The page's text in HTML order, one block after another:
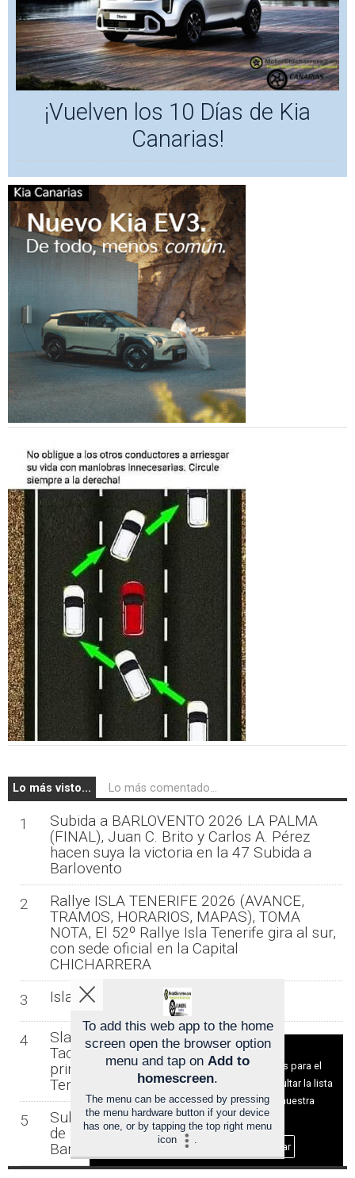
¡Vuelven los 10 Días de Kia
Canarias!
Lo más visto... Lo más comentado...
1
Subida a BARLOVENTO 2026 LA PALMA
(FINAL), Juan C. Brito y Carlos A. Pérez
hacen suya la victoria en la 47 Subida a
Barlovento
2
Rallye ISLA TENERIFE 2026 (AVANCE,
TRAMOS, HORARIOS, MAPAS), TOMA
NOTA, El 52º Rallye Isla Tenerife gira al sur,
con sede oficial en la Capital
CHICHARRERA
3
Islas Iguales
4
Slalom Arico 2026 (final), Juan J.
Tacoronte – María Sáez y Óscar Dóniz,
primeros líderes del Campeonato de
Tenerife de Velocidad en Tierra
5
Subida a BARLOVENTO 2026, LISTA odicial
de INSCRITOS de la 47 Subida a
Barlovento
Aviso sobre el Uso de cookies:
Utilizamos cookies nuestras y de terceros para el
funcionamiento del digital. Puedes consultar la lista
de cookies y como desconectarlas.Ver nuestra
Política de Privacidad y Cookies
Aceptar Cookies Personalizar
To add this web app to the home
screen open the browser option
menu and tap on Add to
homescreen.
The menu can be accessed by pressing
the menu hardware button if your device
has one, or by tapping the top right menu
icon
.